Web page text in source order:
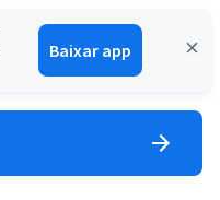
Baixar app
Entrar